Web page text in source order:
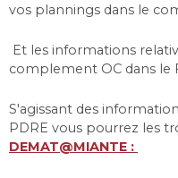
vos plannings dans le
Et les informations
complement OC dans le
S'agissant des
PDRE vous pourrez les
DEMAT@MIANTE :